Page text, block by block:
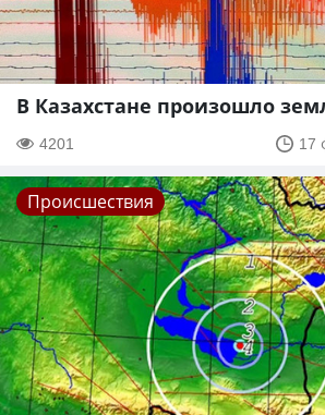
В Казахстане произошло
4201 17
Происшествия